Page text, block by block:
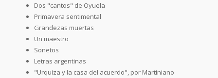
Dos "cantos" de Oyuela
Primavera sentimental
Grandezas muertas
Un maestro
Sonetos
Letras argentinas
"Urquiza y la casa del acuerdo", por Martiniano